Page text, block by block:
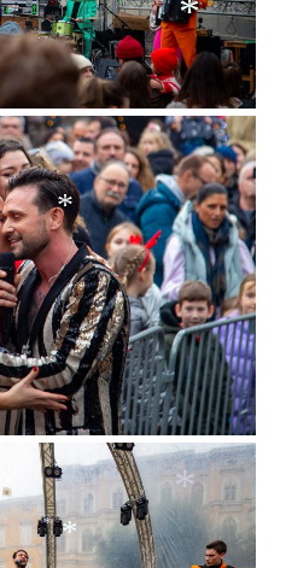
*
*
*